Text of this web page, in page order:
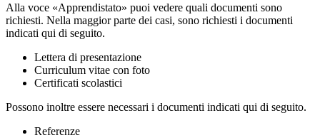
Alla voce «Apprendistato» puoi vedere quali documenti sono
richiesti. Nella maggior parte dei casi, sono richiesti i documenti
indicati qui di seguito.
Lettera di presentazione
Curriculum vitae con foto
Certificati scolastici
Possono inoltre essere necessari i documenti indicati qui di seguito.
Referenze